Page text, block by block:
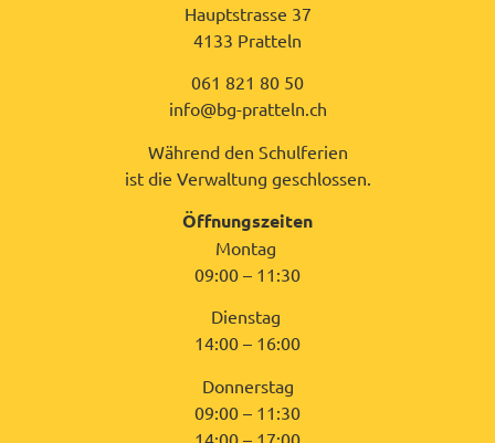
Hauptstrasse 37
4133 Pratteln
061 821 80 50
info@bg-pratteln.ch
Während den Schulferien
ist die Verwaltung geschlossen.
Öffnungszeiten
Montag
09:00 – 11:30
Dienstag
14:00 – 16:00
Donnerstag
09:00 – 11:30
14:00 – 17:00